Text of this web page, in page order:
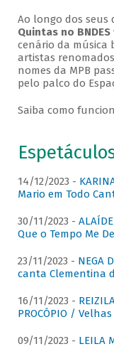
Ao longo dos seus
Quintas no BNDES
cenário da música
artistas
nomes da MPB
pelo palco do
Saiba como
14/12/2023 -
Mario em Todo
30/11/2023 -
Que o Tempo Me
23/11/2023 - NEGA
canta Clementina
16/11/2023 -
PROCÓPIO /
09/11/2023 - LEILA